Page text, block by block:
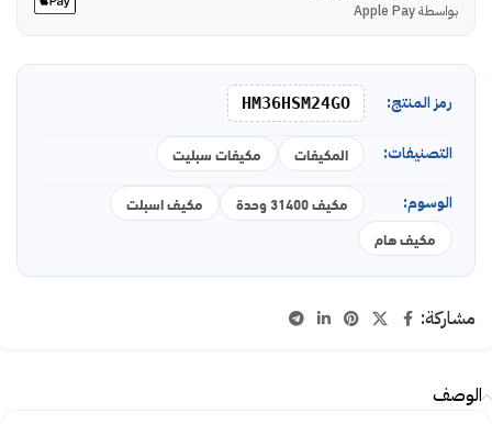
بواسطة Apple Pay
رمز المنتج: HM36HSM24GO
التصنيفات: المكيفات مكيفات سبليت
الوسوم: مكيف 31400 وحدة
مكيف اسبلت
مكيف هام
مشاركة:
الوصف